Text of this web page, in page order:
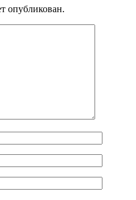
опубликован.